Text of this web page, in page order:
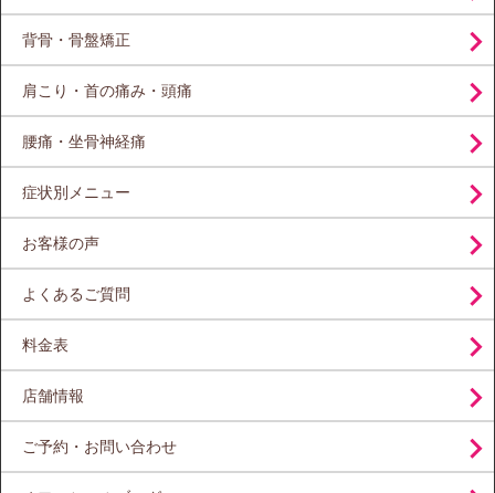
背骨・骨盤矯正
肩こり・首の痛み・頭痛
腰痛・坐骨神経痛
症状別メニュー
お客様の声
よくあるご質問
料金表
店舗情報
ご予約・お問い合わせ